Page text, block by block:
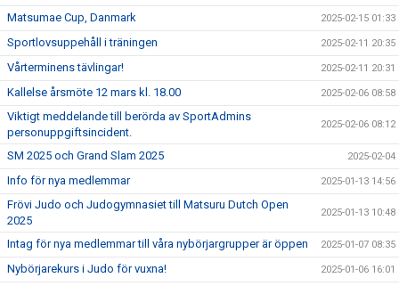
Matsumae Cup, Danmark 2025-02-15 01:33
Sportlovsuppehåll i träningen 2025-02-11 20:35
Vårterminens tävlingar! 2025-02-11 20:31
Kallelse årsmöte 12 mars kl. 18.00 2025-02-06 08:58
Viktigt meddelande till berörda av SportAdmins
personuppgiftsincident.
2025-02-06 08:12
SM 2025 och Grand Slam 2025 2025-02-04
Info för nya medlemmar 2025-01-13 14:56
Frövi Judo och Judogymnasiet till Matsuru Dutch Open
2025
2025-01-13 10:48
Intag för nya medlemmar till våra nybörjargrupper är öppen 2025-01-07 08:35
Nybörjarekurs i Judo för vuxna! 2025-01-06 16:01